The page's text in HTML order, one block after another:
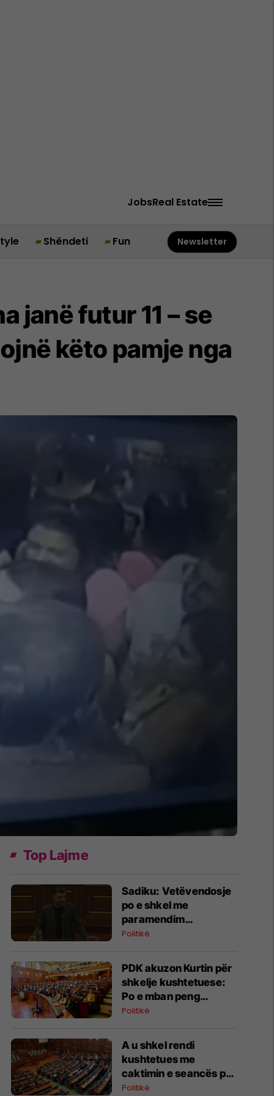
JobsReal Estate
Shëndeti Fun Newsletter
janë futur 11 – se
këto pamje nga
Top Lajme
Sadiku: Vetëvendosje
po e shkel me
paramendim
Kushtetutën
Politikë
PDK akuzon Kurtin për
shkelje kushtetuese:
Po e mban peng
konstituimin e Kuvendit
Politikë
A u shkel rendi
kushtetues me
caktimin e seancës për
të shtunën?
Politikë